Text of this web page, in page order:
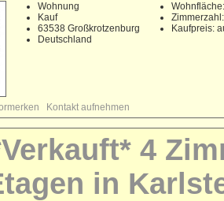
Wohnung
Kauf
63538 Großkrotzenburg
Deutschland
Kaufpreis:
Kontakt aufnehmen
4
in